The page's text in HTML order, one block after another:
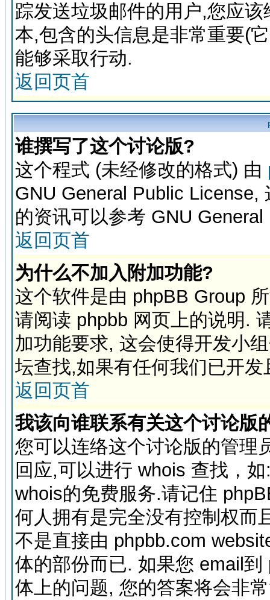
踪发送垃圾邮件的用户,您应
本,包含的头信息是非常重要(
能够采取行动.
返回页首
谁撰写了这个讨论版?
这个程式 (未经修改的格式) 由
GNU General Public License,
的资讯可以参考 GNU
返回页首
为什么不加入附加功能?
这个软件是由 phpBB Group
请阅读 phpbb 网页上的说明.
加功能要求, 这会使得开发小
坛查找,如果有任何我们已开
返回页首
我该向谁联系有关这个讨论版
您可以连络这个讨论版的管理
回应,可以进行 whois 查找，
whois的免费服务.请记住
何人拥有是完全没有控制权而
不是直接由 phpbb.com
体的部份而已. 如果您 email
体上的问题, 您的答案将会非